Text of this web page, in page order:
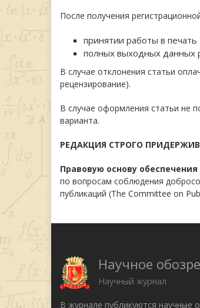
После получения
принятии работы в печать
полных выходных данных
В случае отклонения статьи
рецензирование).
В случае оформления статьи не
варианта.
РЕДАКЦИЯ СТРОГО
Правовую основу
по вопросам соблюдения
публикаций (The Committee on
Научное
Научный журнал
В журнале публикуются научные